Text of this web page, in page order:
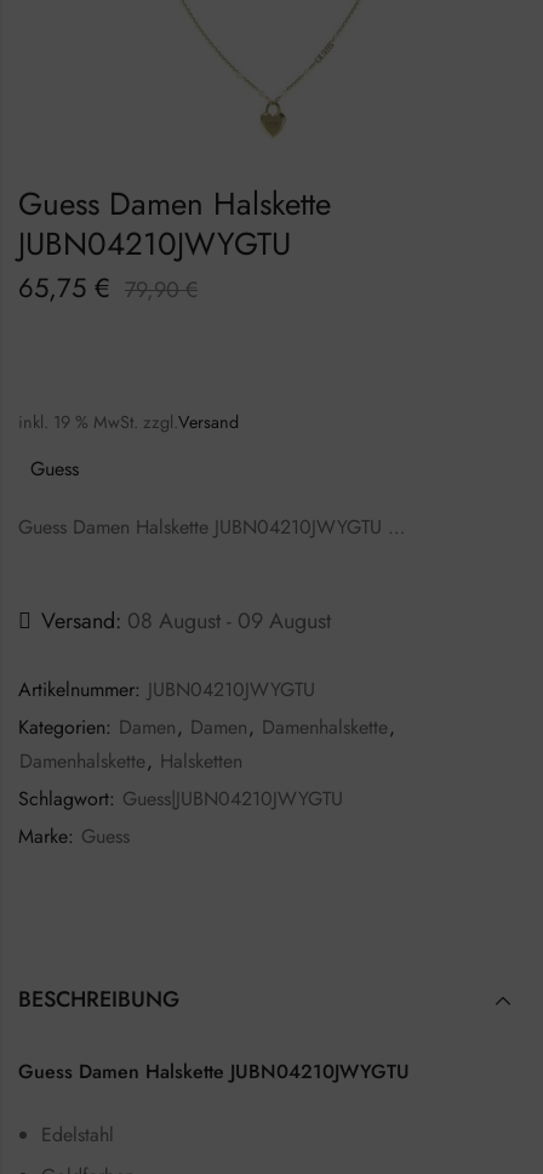
Guess Damen Halskette
JUBN04210JWYGTU
65,75 € 79,90€
inkl. 19 % MwSt. zzgl.Versand
Guess
Guess Damen Halskette JUBN04210JWYGTU …
Versand: 08 August - 09 August
Artikelnummer: JUBN04210JWYGTU
Kategorien: Damen, Damen, Damenhalskette,
Damenhalskette, Halsketten
Schlagwort: Guess|JUBN04210JWYGTU
Marke: Guess
BESCHREIBUNG
Guess Damen Halskette JUBN04210JWYGTU
Edelstahl